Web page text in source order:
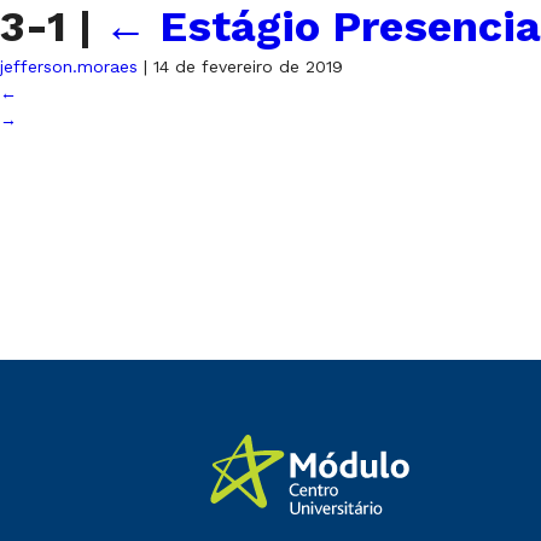
3-1 | ← Estágio
jefferson.moraes | 14 de fevereiro de 2019
←
→